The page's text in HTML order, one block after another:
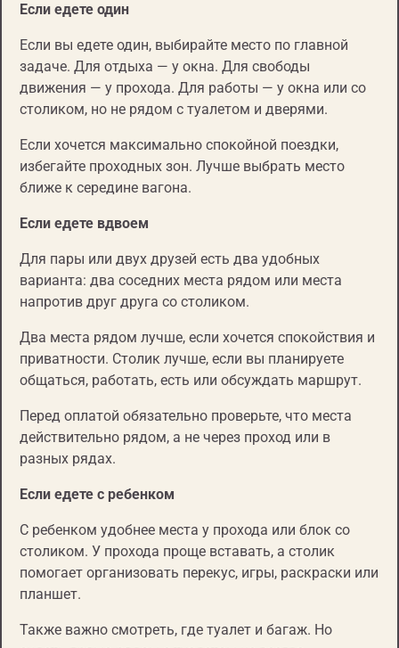
Если едете один
Если вы едете один, выбирайте место по главной
задаче. Для отдыха — у окна. Для свободы
движения — у прохода. Для работы — у окна или со
столиком, но не рядом с туалетом и дверями.
Если хочется максимально спокойной поездки,
избегайте проходных зон. Лучше выбрать место
ближе к середине вагона.
Если едете вдвоем
Для пары или двух друзей есть два удобных
варианта: два соседних места рядом или места
напротив друг друга со столиком.
Два места рядом лучше, если хочется спокойствия и
приватности. Столик лучше, если вы планируете
общаться, работать, есть или обсуждать маршрут.
Перед оплатой обязательно проверьте, что места
действительно рядом, а не через проход или в
разных рядах.
Если едете с ребенком
С ребенком удобнее места у прохода или блок со
столиком. У прохода проще вставать, а столик
помогает организовать перекус, игры, раскраски или
планшет.
Также важно смотреть, где туалет и багаж. Но